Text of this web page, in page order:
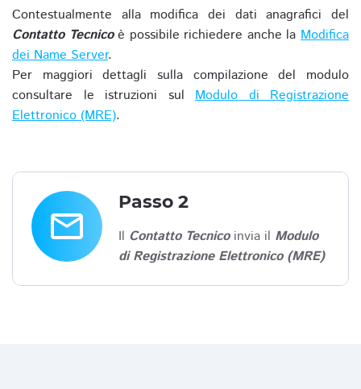
Contestualmente alla modifica dei dati anagrafici del
Contatto Tecnicoè possibile richiedere anche laModifica
dei Name Server.
Per maggiori dettagli sulla compilazione del modulo
consultare le istruzioni sul Modulo di Registrazione
Elettronico (MRE).
email
Passo 2
Il Contatto Tecnicoinvia il Modulo
di Registrazione Elettronico (MRE)